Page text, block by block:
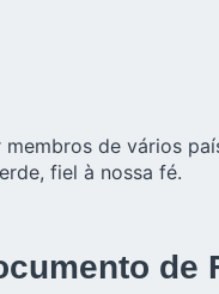
de vários
fiel à nossa fé.
de